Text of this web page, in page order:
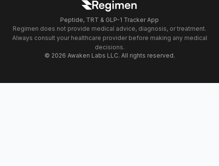
Peptide, TRT & GLP-1 Tracker App
Regimen does not provide medical advice, diagnosis, or treatment.
Always consult your healthcare provider before making any medical
decisions.
© 2026 Awaken Labs LLC. All rights reserved.